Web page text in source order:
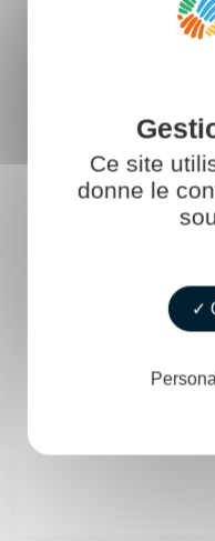
L'appareilleur a la
Ce site
donne le
✓